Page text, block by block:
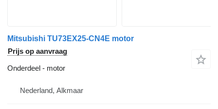
Mitsubishi TU73EX25-CN4E motor
Prijs op aanvraag
Onderdeel - motor
Nederland, Alkmaar